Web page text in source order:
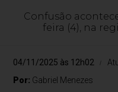
Confusão
feira (4), na
04/11/2025 às 12h02
Por: Gabriel Menezes